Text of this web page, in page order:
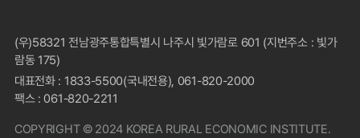
푸
터
(우)58321 전남광주통합특별시 나주시 빛가람로 601 (지번주소 : 빛가
람동 175)
대표전화 : 1833-5500(국내전용), 061-820-2000
팩스 : 061-820-2211
COPYRIGHT © 2024 KOREA RURAL ECONOMIC INSTITUTE.